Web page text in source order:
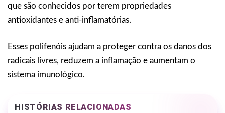
que são conhecidos por terem propriedades
antioxidantes e anti-inflamatórias.
Esses polifenóis ajudam a proteger contra os danos dos
radicais livres, reduzem a inflamação e aumentam o
sistema imunológico.
HISTÓRIAS RELACIONADAS